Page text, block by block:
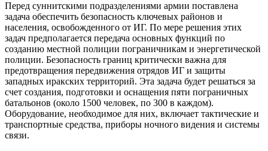
Перед суннитскими подразделениями армии поставлена
задача обеспечить безопасность ключевых районов и
населения, освобожденного от ИГ. По мере решения этих
задач предполагается передача основных функций по
созданию местной полиции пограничникам и энергетической
полиции. Безопасность границ критически важна для
предотвращения передвижения отрядов ИГ и защиты
западных иракских территорий. Эта задача будет решаться за
счет создания, подготовки и оснащения пяти пограничных
батальонов (около 1500 человек, по 300 в каждом).
Оборудование, необходимое для них, включает тактические и
транспортные средства, приборы ночного видения и системы
связи.